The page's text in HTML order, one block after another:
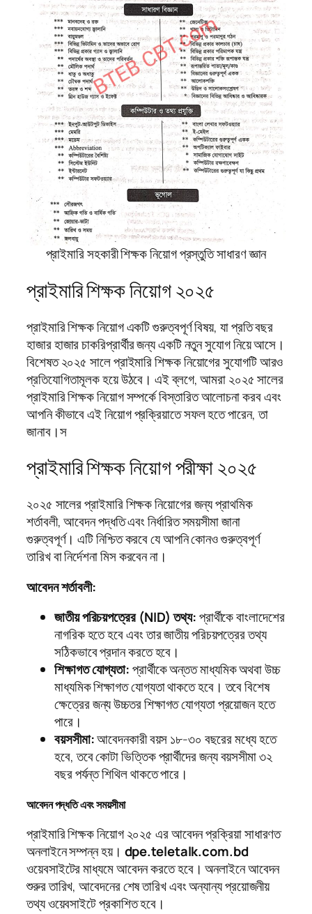
প্রাইমারি সহকারী শিক্ষক নিয়োগ প্রস্তুতি সাধারণ জ্ঞান
প্রাইমারি শিক্ষক নিয়োগ ২০২৫
প্রাইমারি শিক্ষক নিয়োগ একটি গুরুত্বপূর্ণ বিষয়, যা প্রতি বছর
হাজার হাজার চাকরিপ্রার্থীর জন্য একটি নতুন সুযোগ নিয়ে আসে।
বিশেষত ২০২৫ সালে প্রাইমারি শিক্ষক নিয়োগের সুযোগটি আরও
প্রতিযোগিতামূলক হয়ে উঠবে। এই ব্লগে, আমরা ২০২৫ সালের
প্রাইমারি শিক্ষক নিয়োগ সম্পর্কে বিস্তারিত আলোচনা করব এবং
আপনি কীভাবে এই নিয়োগ প্রক্রিয়াতে সফল হতে পারেন, তা
জানাব।স
প্রাইমারি শিক্ষক নিয়োগ পরীক্ষা ২০২৫
২০২৫ সালের প্রাইমারি শিক্ষক নিয়োগের জন্য প্রাথমিক
শর্তাবলী, আবেদন পদ্ধতি এবং নির্ধারিত সময়সীমা জানা
গুরুত্বপূর্ণ। এটি নিশ্চিত করবে যে আপনি কোনও গুরুত্বপূর্ণ
তারিখ বা নির্দেশনা মিস করবেন না।
আবেদন শর্তাবলী:
জাতীয় পরিচয়পত্রের (NID) তথ্য:প্রার্থীকে বাংলাদেশের
নাগরিক হতে হবে এবং তার জাতীয় পরিচয়পত্রের তথ্য
সঠিকভাবে প্রদান করতে হবে।
শিক্ষাগত যোগ্যতা:প্রার্থীকে অন্তত মাধ্যমিক অথবা উচ্চ
মাধ্যমিক শিক্ষাগত যোগ্যতা থাকতে হবে। তবে বিশেষ
ক্ষেত্রের জন্য উচ্চতর শিক্ষাগত যোগ্যতা প্রয়োজন হতে
পারে।
বয়সসীমা:আবেদনকারী বয়স ১৮-৩০ বছরের মধ্যে হতে
হবে, তবে কোটা ভিত্তিক প্রার্থীদের জন্য বয়সসীমা ৩২
বছর পর্যন্ত শিথিল থাকতে পারে।
আবেদন পদ্ধতি এবং সময়সীমা
প্রাইমারি শিক্ষক নিয়োগ ২০২৫ এর আবেদন প্রক্রিয়া সাধারণত
অনলাইনে সম্পন্ন হয়। dpe.teletalk.com.bd
ওয়েবসাইটের মাধ্যমে আবেদন করতে হবে। অনলাইনে আবেদন
শুরুর তারিখ, আবেদনের শেষ তারিখ এবং অন্যান্য প্রয়োজনীয়
তথ্য ওয়েবসাইটে প্রকাশিত হবে।